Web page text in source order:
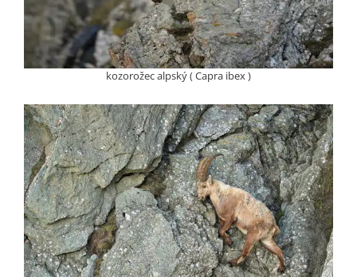
kozorožec alpský ( Capra ibex )